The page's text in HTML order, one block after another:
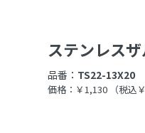
ステンレス
品番： TS22-13X20
価格：￥1,130 （税込